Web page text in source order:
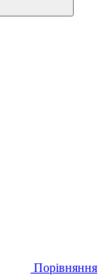
Порівняння